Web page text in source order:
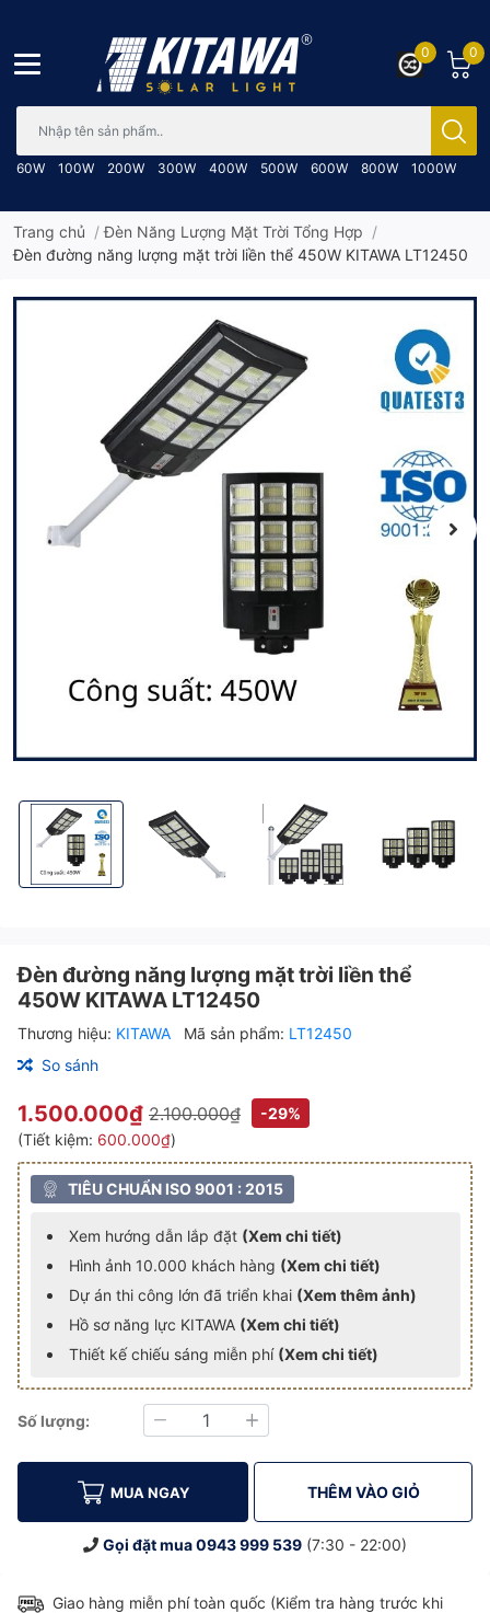
60W 100W 200W 300W 400W 500W 600W 800W 1000W
0
0
Trang chủ /Đèn Năng Lượng Mặt Trời Tổng Hợp /
Đèn đường năng lượng mặt trời liền thể 450W KITAWA LT12450
Đèn đường năng lượng mặt trời liền thể 450W KITAWA LT12450
Đèn đường năng lượng mặt trời liền thể 450W
Đèn đường năng lượng mặt trời
Đèn đường năng lượng mặt trời liền thể
450W KITAWA LT12450
Thương hiệu: KITAWA Mã sản phẩm: LT12450
So sánh
1.500.000₫ 2.100.000₫
-29%
(Tiết kiệm: 600.000₫)
TIÊU CHUẨN ISO 9001 : 2015
Xem hướng dẫn lắp đặt (Xem chi tiết)
Hình ảnh 10.000 khách hàng (Xem chi tiết)
Dự án thi công lớn đã triển khai (Xem thêm ảnh)
Hồ sơ năng lực KITAWA (Xem chi tiết)
Thiết kế chiếu sáng miễn phí (Xem chi tiết)
Số lượng:
Giảm Tăng
MUA NGAY THÊM VÀO GIỎ
Gọi đặt mua0943 999 539 (7:30 - 22:00)
Giao hàng miễn phí toàn quốc (Kiểm tra hàng trước khi